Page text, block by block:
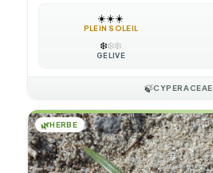
☀️☀️☀️
PLEIN SOLEIL
❄️❄️❄️
GÉLIVE
🍃CYPERACEAE
🌿HERBE